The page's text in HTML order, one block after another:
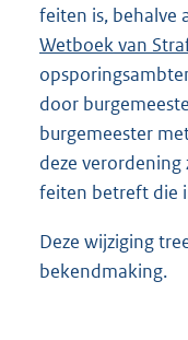
feiten is, behalve
Wetboek van
door
burgemeester
deze
feiten betreft die
Deze wijziging
bekendmaking.